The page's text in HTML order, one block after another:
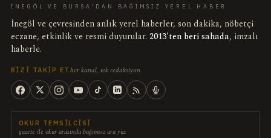
İNEGÖL VE BURSA'DAN BAĞIMSIZ YEREL HABER
İnegöl ve çevresinden anlık yerel haberler, son dakika, nöbetçi
eczane, etkinlik ve resmi duyurular. 2013'ten beri sahada, imzalı
haberle.
BIZI TAKIP ET her kanal, tek redaksiyon
OKUR TEMSILCISI
gazete ile okur arasında bağımsız ara yüz